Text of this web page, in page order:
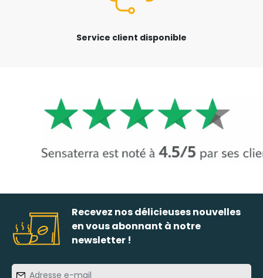
Service client disponible
Recevez nos délicieuses nouvelles
en vous abonnant à notre
newsletter !